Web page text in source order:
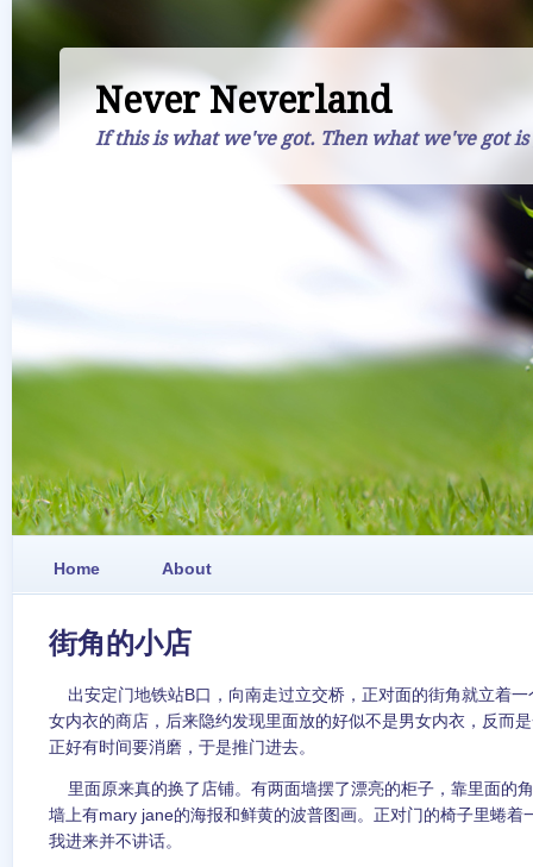
Never Neverland
If this is what we've got. Then what we've got is
Home About
街角的小店
出安定门地铁站B口，向南走过立交桥，正对面的街角就立着
女内衣的商店，后来隐约发现里面放的好似不是男女内衣，反而
正好有时间要消磨，于是推门进去。
里面原来真的换了店铺。有两面墙摆了漂亮的柜子，靠里面的
墙上有mary jane的海报和鲜黄的波普图画。正对门的椅子里蜷着
我进来并不讲话。